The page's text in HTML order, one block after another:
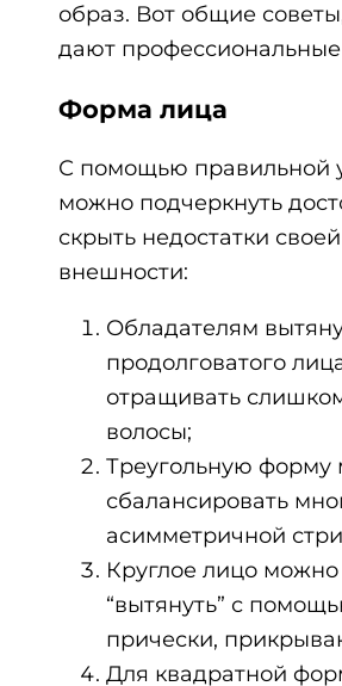
образ. Вот общие
дают
Форма лица
С помощью правильной
можно подчеркнуть
скрыть недостатки своей
внешности:
Обладателям
продолговатого
отращивать
волосы;
Треугольную форму
сбалансировать
асимметричной
Круглое лицо можно
“вытянуть” с
прически,
Для квадратной